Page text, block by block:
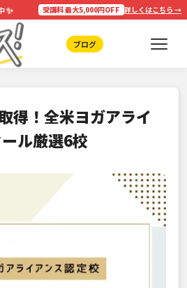
✨ 受講料 最大5,000円OFF 詳しくはこちら →
ブログ
得！全米ヨガアライ
ル厳選6校